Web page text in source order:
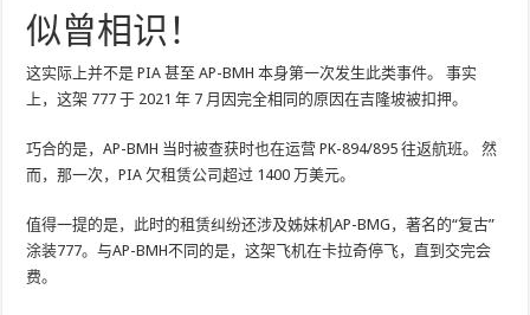
似曾相识！
这实际上并不是 PIA 甚至 AP-BMH 本身第一次发生此类事件。 事实
上，这架 777 于 2021 年 7 月因完全相同的原因在吉隆坡被扣押。
巧合的是，AP-BMH 当时被查获时也在运营 PK-894/895 往返航班。 然
而，那一次，PIA 欠租赁公司超过 1400 万美元。
值得一提的是，此时的租赁纠纷还涉及姊妹机AP-BMG，著名的“复古”
涂装777。与AP-BMH不同的是，这架飞机在卡拉奇停飞，直到交完会
费。